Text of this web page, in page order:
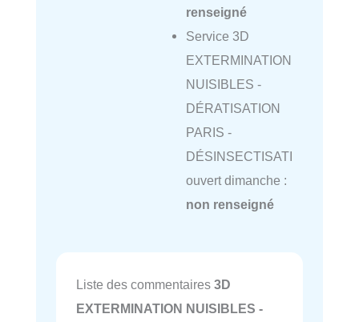
renseigné
Service 3D
EXTERMINATION
NUISIBLES -
DÉRATISATION
PARIS -
DÉSINSECTISATI
ouvert dimanche :
non renseigné
Liste des commentaires 3D
EXTERMINATION NUISIBLES -